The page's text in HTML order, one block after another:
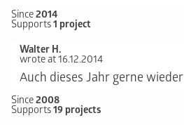
Since2014
Supports1 project
Walter H.
wrote at 16.12.2014
Auch dieses Jahr gerne wieder
Since2008
Supports19 projects